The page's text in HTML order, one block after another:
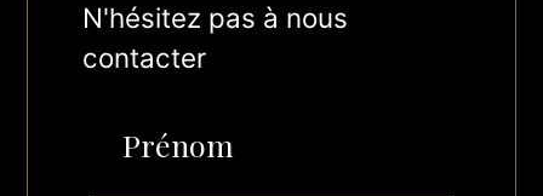
N'hésitez pas à nous
contacter